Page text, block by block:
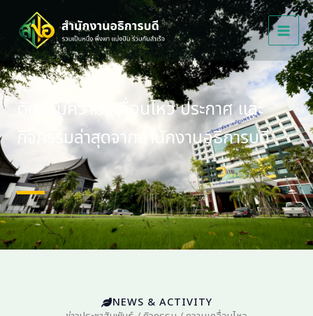
content
ข่าวสาร
ติดตามความเคลื่อนไหว ประกาศ และ
กิจกรรมล่าสุดจากสำนักงานอธิการบดี
์NEWS & ACTIVITY